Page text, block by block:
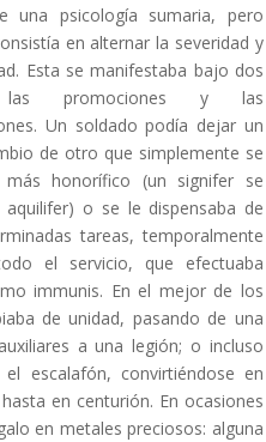
una psicología sumaria, pero
en alternar la severidad y
Esta se manifestaba bajo dos
las promociones y las
Un soldado podía dejar un
de otro que simplemente se
más honorífico (un signifer se
aquilifer) o se le dispensaba de
tareas, temporalmente
el servicio, que efectuaba
immunis. En el mejor de los
de unidad, pasando de una
a una legión; o incluso
el escalafón, convirtiéndose en
en centurión. En ocasiones
en metales preciosos: alguna